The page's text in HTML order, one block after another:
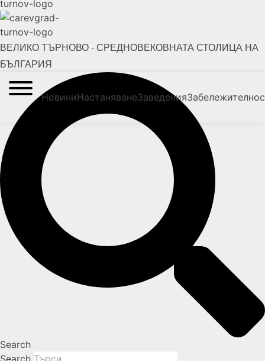
ВЕЛИКО ТЪРНОВО - СРЕДНОВЕКОВНАТА СТОЛИЦА НА
БЪЛГАРИЯ
НовиниНастаняванеЗаведения
Search